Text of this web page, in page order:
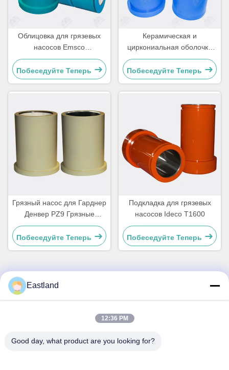
Облицовка для грязевых
насосов Emsco
FB1300/1600
Побеседуйте Теперь
Керамическая и
циркониальная оболочка
для грязевых насосов
Побеседуйте Теперь
Грязный насос для Гарднер
Денвер PZ9 Грязные
насосы
Побеседуйте Теперь
Подкладка для грязевых
насосов Ideco T1600
Побеседуйте Теперь
Быстрый контакт
Яньцзы, Гаоми, Город Вэйфан, Провинция Шаньдун,
Eastland
12:36 PM
Good day, what product are you looking for?